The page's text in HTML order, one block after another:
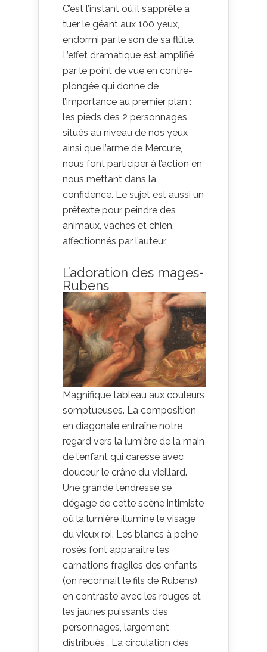
C’est l’instant où il s’apprête à
tuer le géant aux 100 yeux,
endormi par le son de sa flûte.
L’effet dramatique est amplifié
par le point de vue en contre-
plongée qui donne de
l’importance au premier plan :
les pieds des 2 personnages
situés au niveau de nos yeux
ainsi que l’arme de Mercure,
nous font participer à l’action en
nous mettant dans la
confidence. Le sujet est aussi un
prétexte pour peindre des
animaux, vaches et chien,
affectionnés par l’auteur.
L’adoration des mages-
Rubens
Magnifique tableau aux couleurs
somptueuses. La composition
en diagonale entraîne notre
regard vers la lumière de la main
de l’enfant qui caresse avec
douceur le crâne du vieillard.
Une grande tendresse se
dégage de cette scène intimiste
où la lumière illumine le visage
du vieux roi. Les blancs à peine
rosés font apparaitre les
carnations fragiles des enfants
(on reconnait le fils de Rubens)
en contraste avec les rouges et
les jaunes puissants des
personnages, largement
distribués . La circulation des